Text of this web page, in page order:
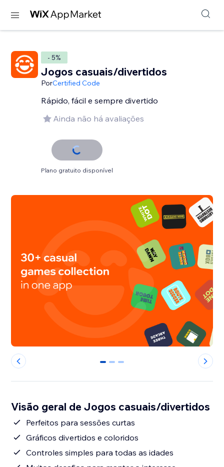
- 5%
Jogos casuais/divertidos
PorCertified Code
Rápido, fácil e sempre divertido
Ainda não há avaliações
Plano gratuito disponível
0 1 2
Visão geral de Jogos casuais/divertidos
Perfeitos para sessões curtas
Gráficos divertidos e coloridos
Controles simples para todas as idades